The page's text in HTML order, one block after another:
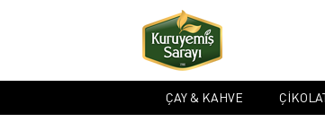
ÇAY & KAHVE